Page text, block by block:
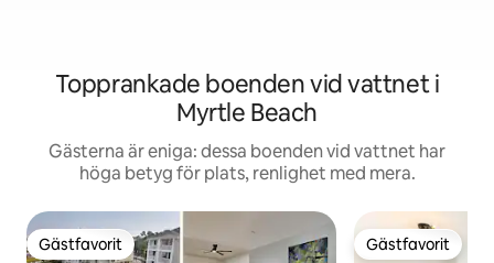
Topprankade boenden vid vattnet i
Myrtle Beach
Gästerna är eniga: dessa boenden vid vattnet har
höga betyg för plats, renlighet med mera.
Gästfavorit
Gästfavorit Gästfavorit
Gästfavorit